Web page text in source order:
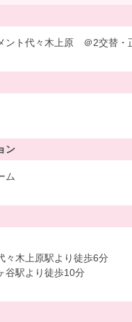
ント代々木上原 ＠2交替
ン
ム
木上原駅より徒歩6分
駅より徒歩10分